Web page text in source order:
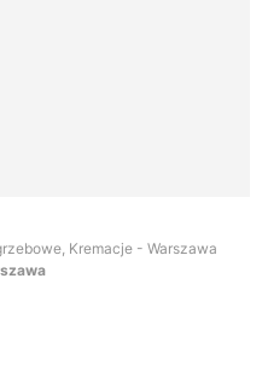
Kremacje - Warszawa